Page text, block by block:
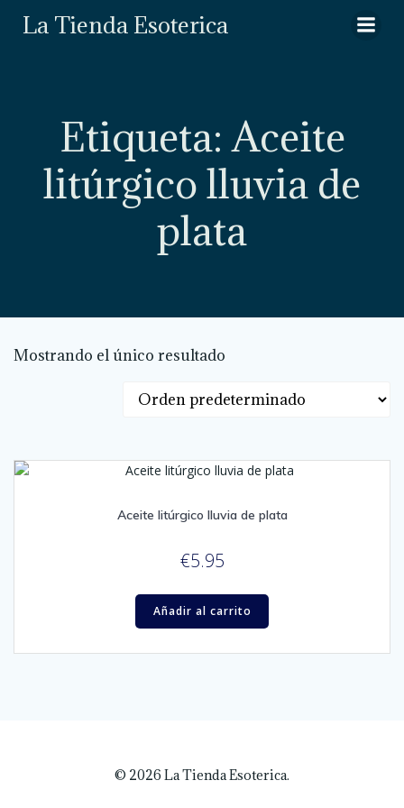
al
La Tienda Esoterica
Etiqueta: Aceite
litúrgico lluvia de
plata
Mostrando el único resultado
Aceite litúrgico lluvia de plata
€5.95
Añadir al carrito
© 2026 La Tienda Esoterica.